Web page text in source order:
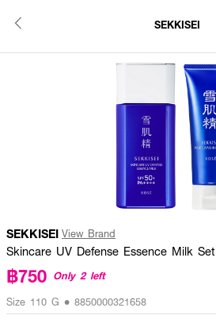
SEKKISEI
SEKKISEI View Brand
Skincare UV Defense Essence Milk Set
฿750 Only 2 left
Size 110 G • 8850000321658